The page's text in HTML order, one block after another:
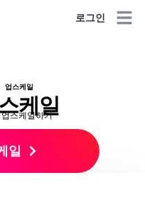
로그인
업스케일
케일
스케일하기
일